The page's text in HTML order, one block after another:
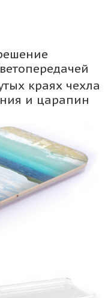
краях чехла
и царапин